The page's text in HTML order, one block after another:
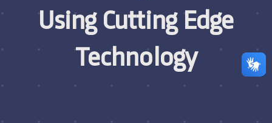
Using Cutting Edge
Technology